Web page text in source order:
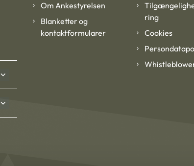
Om Ankestyrelsen
Blanketter og
kontaktformularer
ring
Cookies